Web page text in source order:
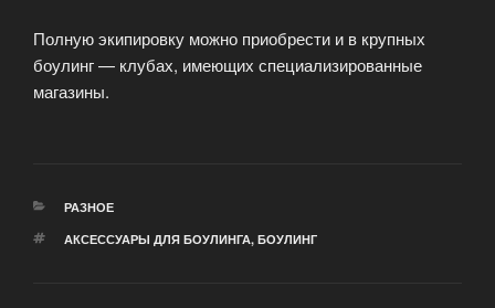
Полную экипировку можно приобрести и в крупных
боулинг — клубах, имеющих специализированные
магазины.
РУБРИКИ
РАЗНОЕ
МЕТКИ
АКСЕССУАРЫ ДЛЯ БОУЛИНГА, БОУЛИНГ